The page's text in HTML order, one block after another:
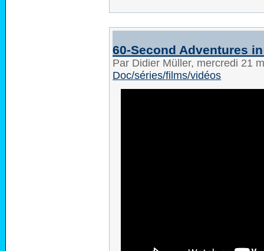
60-Second Adventures
Par Didier Müller, mercredi 21
Doc/séries/films/vidéos